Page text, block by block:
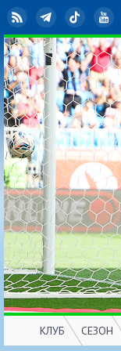
RSS TelegramTikTok
КЛУБ
СЕЗОН